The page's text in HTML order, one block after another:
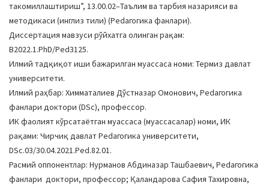
такомиллаштириш”, 13.00.02–Таълим ва тарбия назарияси ва
методикаси (инглиз тили) (Pedагогика фанлари).
Диссертация мавзуси рўйхатга олинган рақам:
B2022.1.PhD/Ped3125.
Илмий тадқиқот иши бажарилган муассаса номи: Термиз давлат
университети.
Илмий раҳбар: Химматалиев Дўстназар Омонович, Pedагогика
фанлари доктори (DSc), профессор.
ИК фаолият кўрсатаётган муассаса (муассасалар) номи, ИК
рақами: Чирчиқ давлат Pedагогика университети,
DSc.03/30.04.2021.Ped.82.01.
Расмий оппонентлар: Нурманов Абдиназар Ташбаевич, Pedагогика
фанлари доктори, профессор; Қаландарова Сафия Тахировна,